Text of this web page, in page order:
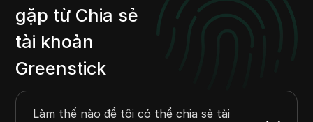
gặp từ Chia sẻ
tài khoản
Greenstick
Làm thế nào để tôi có thể chia sẻ tài